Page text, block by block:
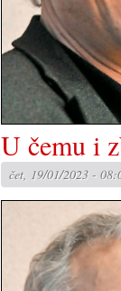
U čemu i
čet, 19/01/2023 -